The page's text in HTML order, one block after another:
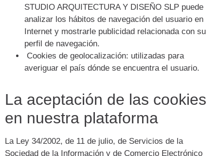
STUDIO ARQUITECTURA Y DISEÑO SLP puede
analizar los hábitos de navegación del usuario en
Internet y mostrarle publicidad relacionada con su
perfil de navegación.
Cookies de geolocalización: utilizadas para
averiguar el país dónde se encuentra el usuario.
La aceptación de las cookies
en nuestra plataforma
La Ley 34/2002, de 11 de julio, de Servicios de la
Sociedad de la Información y de Comercio Electrónico